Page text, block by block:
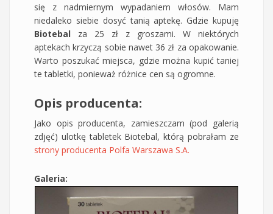
się z nadmiernym wypadaniem włosów. Mam
niedaleko siebie dosyć tanią aptekę. Gdzie kupuję
Biotebal za 25 zł z groszami. W niektórych
aptekach krzyczą sobie nawet 36 zł za opakowanie.
Warto poszukać miejsca, gdzie można kupić taniej
te tabletki, ponieważ różnice cen są ogromne.
Opis producenta:
Jako opis producenta, zamieszczam (pod galerią
zdjęć) ulotkę tabletek Biotebal, którą pobrałam ze
strony producenta Polfa Warszawa S.A.
Galeria: